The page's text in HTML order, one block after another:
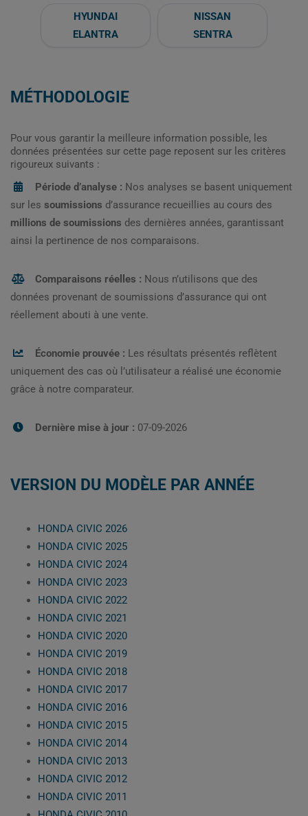
HYUNDAI
ELANTRA
NISSAN
SENTRA
MÉTHODOLOGIE
Pour vous garantir la meilleure information possible, les
données présentées sur cette page reposent sur les critères
rigoureux suivants :
Période d’analyse : Nos analyses se basent uniquement
sur les soumissions d’assurance recueillies au cours des
millions de soumissions des dernières années, garantissant
ainsi la pertinence de nos comparaisons.
Comparaisons réelles : Nous n’utilisons que des
données provenant de soumissions d’assurance qui ont
réellement abouti à une vente.
Économie prouvée : Les résultats présentés reflètent
uniquement des cas où l’utilisateur a réalisé une économie
grâce à notre comparateur.
Dernière mise à jour : 07-09-2026
VERSION DU MODÈLE PAR ANNÉE
HONDA CIVIC 2026
HONDA CIVIC 2025
HONDA CIVIC 2024
HONDA CIVIC 2023
HONDA CIVIC 2022
HONDA CIVIC 2021
HONDA CIVIC 2020
HONDA CIVIC 2019
HONDA CIVIC 2018
HONDA CIVIC 2017
HONDA CIVIC 2016
HONDA CIVIC 2015
HONDA CIVIC 2014
HONDA CIVIC 2013
HONDA CIVIC 2012
HONDA CIVIC 2011